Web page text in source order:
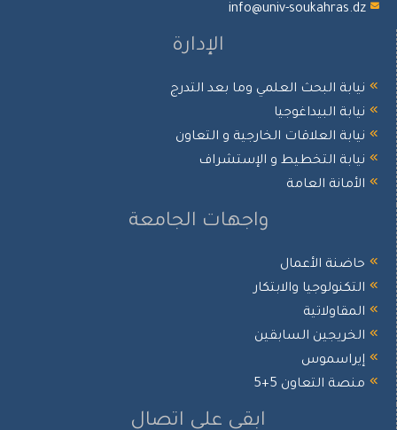
info@univ-
الإدارة
البحث العلمي وما بعد التدرج
البيداغوجيا
العلاقات الخارجية و التعاون
التخطيط و الإستشراف
العامة
واجهات الجامعة
الأعمال
والابتكار
السابقين
التعاون 5+5
ابقى على اتصال